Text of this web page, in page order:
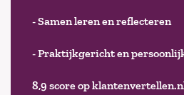
- Samen leren en reflecteren
- Praktijkgericht en
8,9 score op